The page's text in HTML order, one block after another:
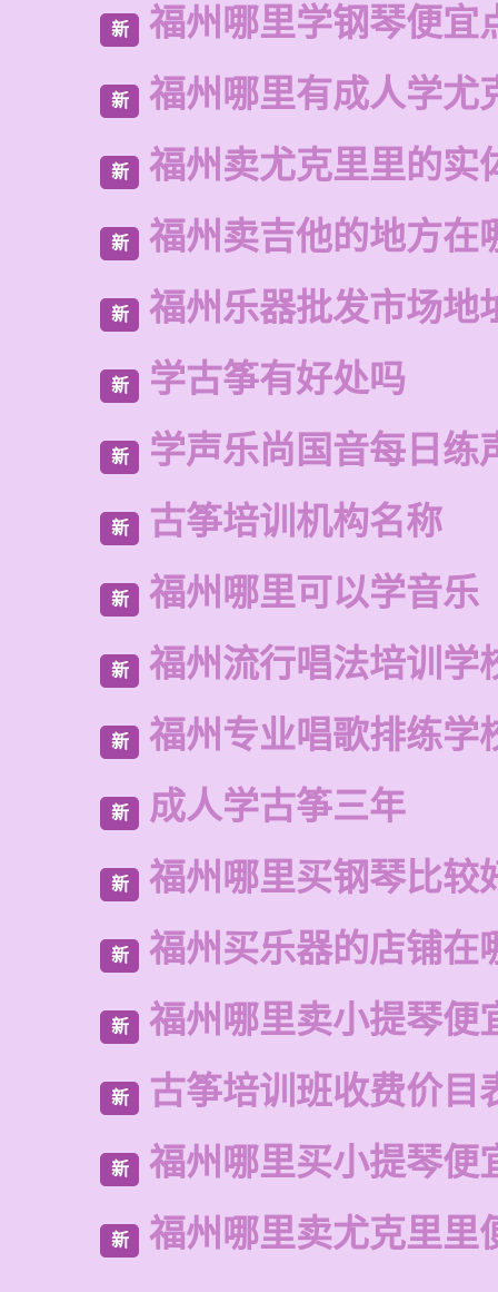
新 福州哪里学钢琴便宜
新 福州哪里有成人学尤
新 福州卖尤克里里的实
新 福州卖吉他的地方在
新 福州乐器批发市场地
新 学古筝有好处吗
新 学声乐尚国音每日练
新 古筝培训机构名称
新 福州哪里可以学音乐
新 福州流行唱法培训学
新 福州专业唱歌排练学
新 成人学古筝三年
新 福州哪里买钢琴比较
新 福州买乐器的店铺在
新 福州哪里卖小提琴便
新 古筝培训班收费价目
新 福州哪里买小提琴便
新 福州哪里卖尤克里里